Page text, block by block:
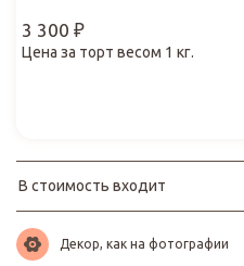
3 300 ₽
Цена за торт весом 1 кг.
В стоимость входит
Декор, как на фотографии